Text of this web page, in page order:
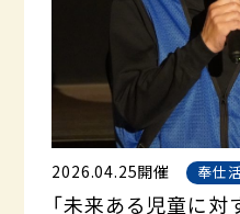
2026.04.25開催 奉仕
「未来ある児童に対